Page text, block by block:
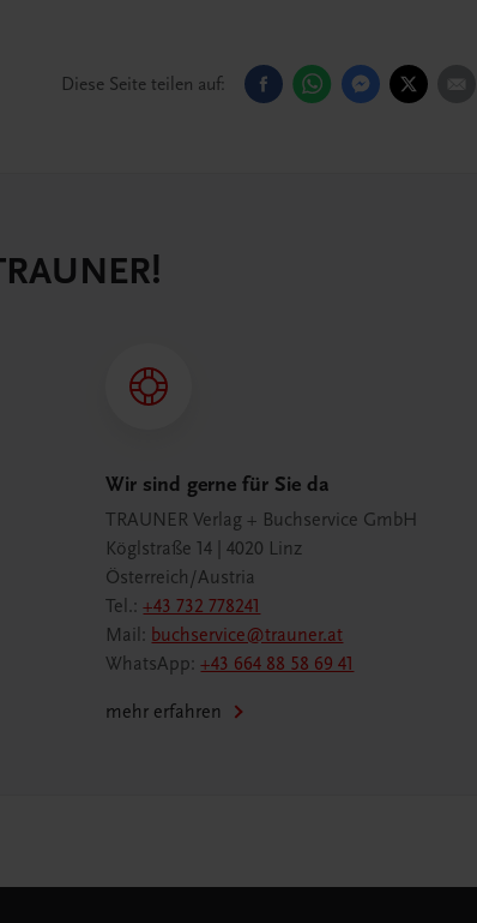
Diese Seite teilen auf:
Wir sind gerne für Sie da
TRAUNER Verlag + Buchservice GmbH
Köglstraße 14 | 4020 Linz
Österreich/Austria
Tel.:+43 732 778241
Mail: buchservice@trauner.at
WhatsApp:+43 664 88 58 69 41
mehr erfahren